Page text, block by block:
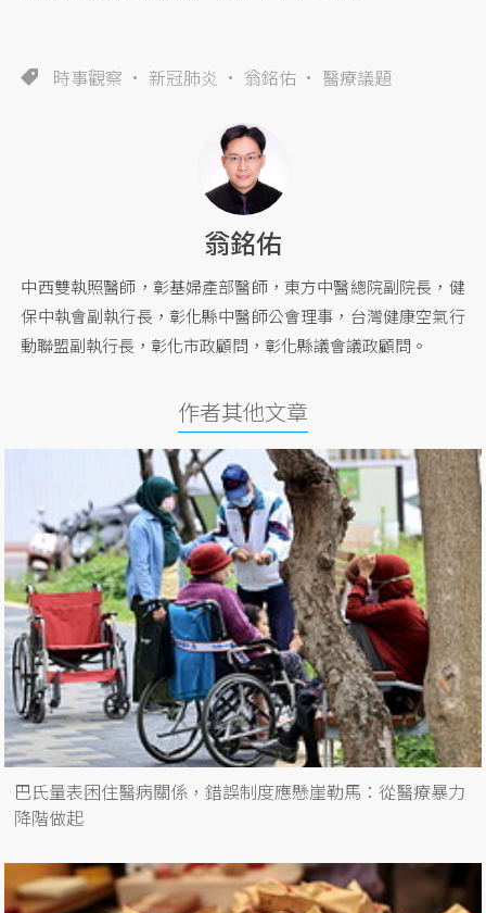
時事觀察 新冠肺炎 翁銘佑 醫療議題
翁銘佑
中西雙執照醫師，彰基婦產部醫師，東方中醫總院副院長，健
保中執會副執行長，彰化縣中醫師公會理事，台灣健康空氣行
動聯盟副執行長，彰化市政顧問，彰化縣議會議政顧問。
作者其他文章
巴氏量表困住醫病關係，錯誤制度應懸崖勒馬：從醫療暴力
降階做起